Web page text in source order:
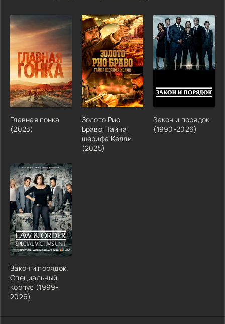
Главная гонка
(2023)
Золото Рио
Браво: Тайна
шерифа Келли
(2025)
Закон и порядок
(1990-2026)
Закон и порядок.
Специальный
корпус (1999-
2026)